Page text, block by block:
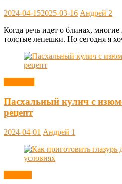
2024-04-152025-03-16 Андрей 2
Когда речь идет о блинах, многие
толстые лепешки. Но сегодня я
Пасхальный кулич с
рецепт
2024-04-01 Андрей 1